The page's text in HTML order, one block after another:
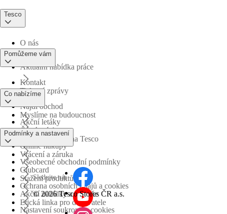
Tesco
O nás
Aktuální nabídka práce
Tiskové zprávy
Myslíme na budoucnost
Obchodní skupina Tesco
Pomůžeme vám
Kontakt
Najdi obchod
Časté otázky
Vrácení a záruka
Stažení produktů
Etická linka pro dodavatele
Co nabízíme
Akční letáky
Online nákupy
Clubcard
Akční nabídky a soutěže
Podmínky a nastavení
Všeobecné obchodní podmínky
Ochrana osobních údajů a cookies
Nastavení soukromí a cookies
Sledujte nás
© 2026 Tesco Stores ČR a.s.